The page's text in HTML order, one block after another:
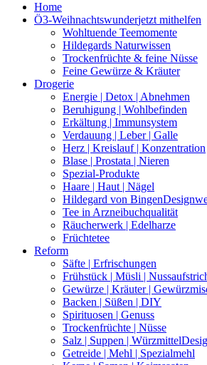
Home
Ö3-Weihnachtswunderjetzt mithelfen
Wohltuende Teemomente
Hildegards Naturwissen
Trockenfrüchte & feine Nüsse
Feine Gewürze & Kräuter
Drogerie
Energie | Detox | Abnehmen
Beruhigung | Wohlbefinden
Erkältung | Immunsystem
Verdauung | Leber | Galle
Herz | Kreislauf | Konzentration
Blase | Prostata | Nieren
Spezial-Produkte
Haare | Haut | Nägel
Hildegard von Bingen
Tee in Arzneibuchqualität
Räucherwerk | Edelharze
Früchtetee
Reform
Säfte | Erfrischungen
Frühstück | Müsli |
Gewürze | Kräuter |
Backen | Süßen | DIY
Spirituosen | Genuss
Trockenfrüchte | Nüsse
Salz | Suppen | Würzmittel
Getreide | Mehl | Spezialmehl